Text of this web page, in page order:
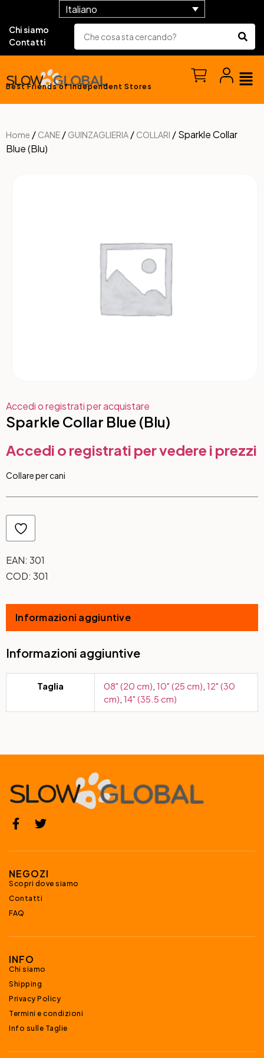
Italiano
Chi siamo
Contatti
Best Friends of Independent Stores
Home / CANE / GUINZAGLIERIA / COLLARI / Sparkle Collar
Blue (Blu)
Accedi o registrati per acquistare
Sparkle Collar Blue (Blu)
Accedi o registrati per vedere i prezzi
Collare per cani
EAN: 301
COD: 301
Informazioni aggiuntive
Informazioni aggiuntive
Taglia 08" (20 cm), 10" (25 cm), 12" (30
cm), 14" (35.5 cm)
NEGOZI
Scopri dove siamo
Contatti
FAQ
INFO
Chi siamo
Shipping
Privacy Policy
Termini e condizioni
Info sulle Taglie